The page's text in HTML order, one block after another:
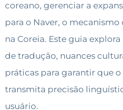
coreano, gerenciar a
para o Naver, o
na Coreia. Este guia
de tradução, nuances
práticas para garantir que o
transmita precisão
usuário.